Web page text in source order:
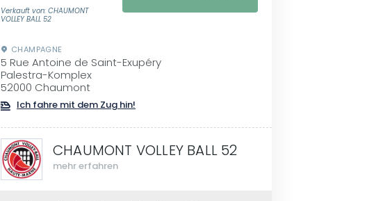
Verkauft von: CHAUMONT
VOLLEY BALL 52
CHAMPAGNE
5 Rue Antoine de Saint-Exupéry
Palestra-Komplex
52000 Chaumont
Ich fahre mit dem Zug hin!
CHAUMONT VOLLEY BALL 52
mehr erfahren